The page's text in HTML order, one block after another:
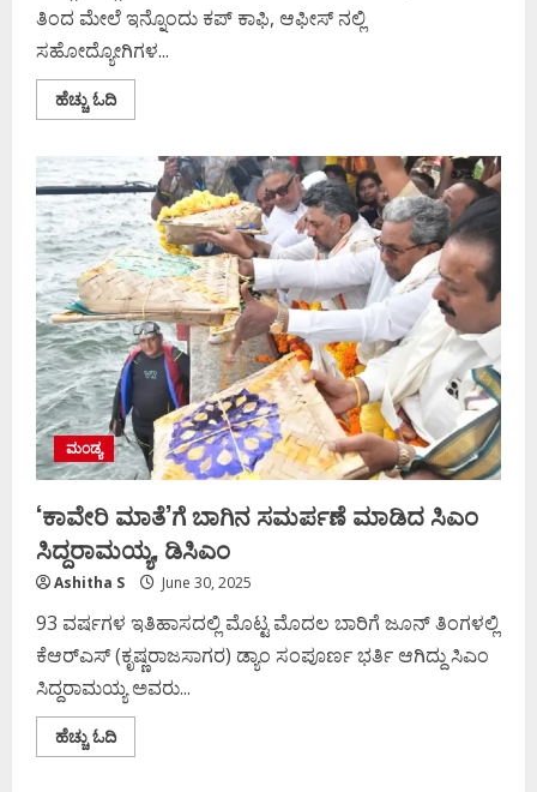
ತಿಂದ ಮೇಲೆ ಇನ್ನೊಂದು ಕಪ್ ಕಾಫಿ, ಆಫೀಸ್ ನಲ್ಲಿ
ಸಹೋದ್ಯೋಗಿಗಳ...
ಹೆಚ್ಚು ಓದಿRead
more
ಕಾಫಿ
ಸೇವನೆಯಿಂದ
ಆರೋಗ್ಯಕ್ಕೆ
ಸಂಚಕಾರ
!
ಮಂಡ್ಯ
‘ಕಾವೇರಿ ಮಾತೆ’ಗೆ ಬಾಗಿನ ಸಮರ್ಪಣೆ ಮಾಡಿದ ಸಿಎಂ
ಸಿದ್ದರಾಮಯ್ಯ, ಡಿಸಿಎಂ
Ashitha S June 30, 2025
93 ವರ್ಷಗಳ ಇತಿಹಾಸದಲ್ಲಿ ಮೊಟ್ಟ ಮೊದಲ ಬಾರಿಗೆ ಜೂನ್​ ತಿಂಗಳಲ್ಲಿ
ಕೆಆರ್​ಎಸ್​​ (ಕೃಷ್ಣರಾಜಸಾಗರ) ಡ್ಯಾಂ ಸಂಪೂರ್ಣ ಭರ್ತಿ ಆಗಿದ್ದು ಸಿಎಂ
ಸಿದ್ದರಾಮಯ್ಯ ಅವರು...
ಹೆಚ್ಚು ಓದಿRead
more